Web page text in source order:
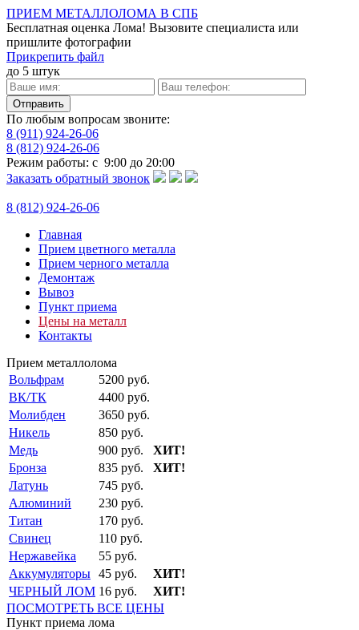
ПРИЕМ МЕТАЛЛОЛОМА В СПБ
Бесплатная оценка Лома! Вызовите специалиста или
пришлите фотографии
Прикрепить файл
до 5 штук
По любым вопросам звоните:
8 (911) 924-26-06
8 (812) 924-26-06
Режим работы: с 9:00 до 20:00
Заказать обратный звонок
8 (812) 924-26-06
Главная
Прием цветного металла
Прием черного металла
Демонтаж
Вывоз
Пункт приема
Цены на металл
Контакты
Прием металлолома
Вольфрам
5200 руб.
ВК/ТК
4400 руб.
Молибден
3650 руб.
Никель
850 руб.
Медь
900 руб.
ХИТ!
Бронза
835 руб.
ХИТ!
Латунь
745 руб.
Алюминий
230 руб.
Титан
170 руб.
Свинец
110 руб.
Нержавейка
55 руб.
Аккумуляторы 45 руб.
ХИТ!
ЧЕРНЫЙ ЛОМ 16 руб.
ХИТ!
ПОСМОТРЕТЬ ВСЕ ЦЕНЫ
Пункт приема лома